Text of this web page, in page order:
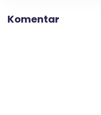
Komentar